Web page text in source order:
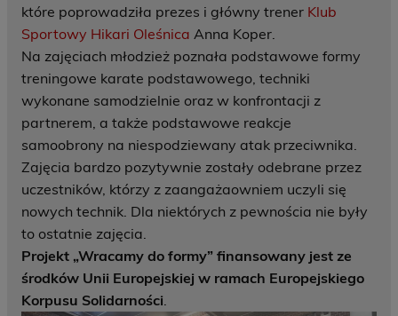
które poprowadziła prezes i główny trener Klub
Sportowy Hikari Oleśnica Anna Koper.
Na zajęciach młodzież poznała podstawowe formy
treningowe karate podstawowego, techniki
wykonane samodzielnie oraz w konfrontacji z
partnerem, a także podstawowe reakcje
samoobrony na niespodziewany atak przeciwnika.
Zajęcia bardzo pozytywnie zostały odebrane przez
uczestników, którzy z zaangażaowniem uczyli się
nowych technik. Dla niektórych z pewnościa nie były
to ostatnie zajęcia.
Projekt „Wracamy do formy” finansowany jest ze
środków Unii Europejskiej w ramach Europejskiego
Korpusu Solidarności.